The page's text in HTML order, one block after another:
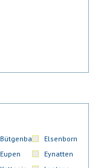
Bütgenbach
Elsenborn
Eupen
Eynatten